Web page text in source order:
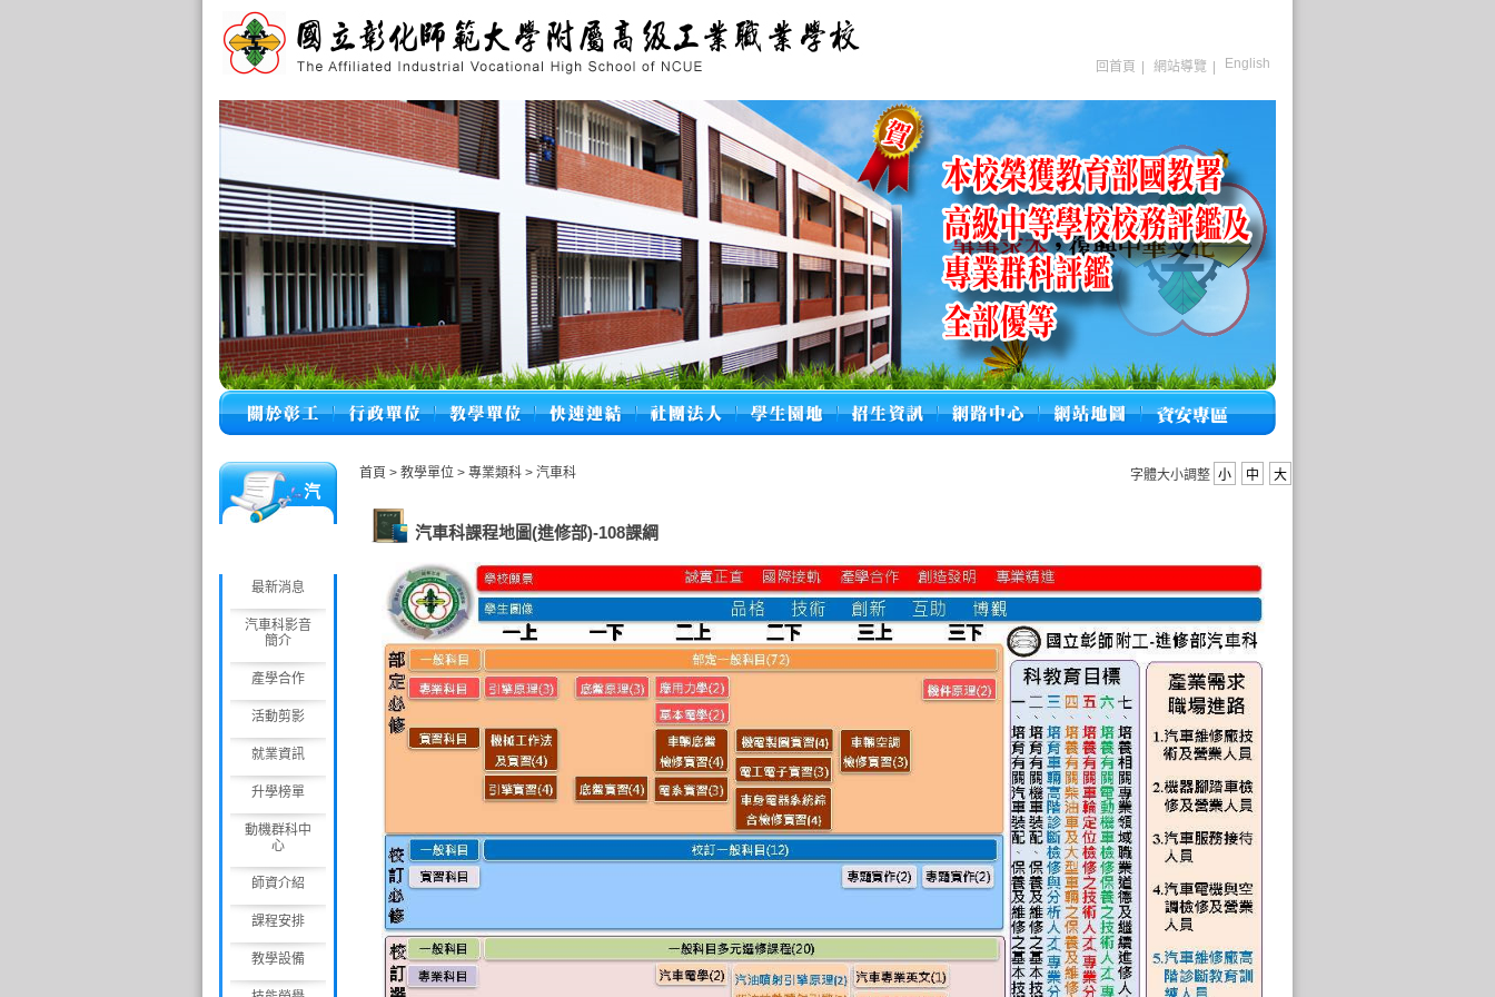
回首頁 網站導覽 English
汽
最新消息
汽車科影音
簡介
產學合作
活動剪影
就業資訊
升學榜單
動機群科中
心
師資介紹
課程安排
教學設備
首頁 > 教學單位 > 專業類科 > 汽車科 字體大小調整 小 中 大
汽車科課程地圖(進修部)-108課綱